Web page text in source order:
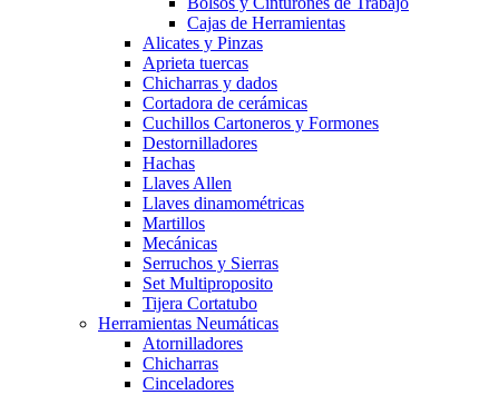
Cajas de Herramientas
Alicates y Pinzas
Aprieta tuercas
Chicharras y dados
Cortadora de cerámicas
Cuchillos Cartoneros y Formones
Destornilladores
Hachas
Llaves Allen
Llaves dinamométricas
Martillos
Mecánicas
Serruchos y Sierras
Set Multiproposito
Tijera Cortatubo
Herramientas Neumáticas
Atornilladores
Chicharras
Cinceladores